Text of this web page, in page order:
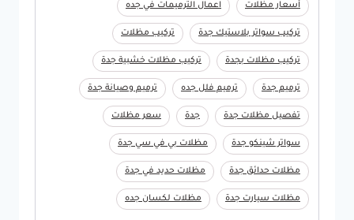
أسعار مظلات اعمال الترميمات في جده
تركيب سواتر بلاستيك جدة تركيب مظلات
تركيب مظلات بجدة تركيب مظلات خشبية جدة
ترميم جدة ترميم فلل جده ترميم وصيانة جدة
تفصيل مظلات جدة جدة سعر مظلات
سواتر شينكو جدة مظلات بي في سي جدة
مظلات حدائق جدة مظلات حديد في جدة
مظلات سيارت جدة مظلات لكسان جده